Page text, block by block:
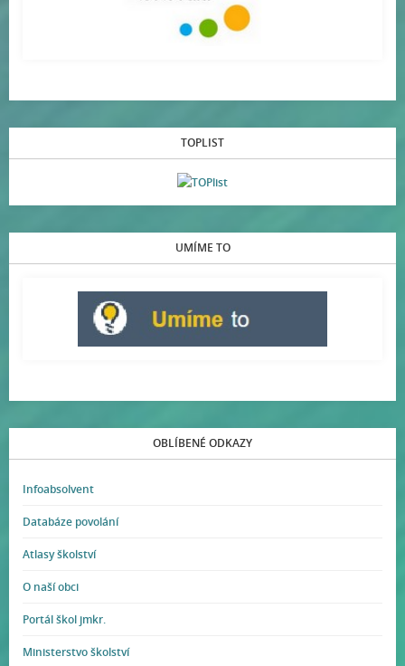
TOPLIST
UMÍME TO
OBLÍBENÉ ODKAZY
Infoabsolvent
Databáze povolání
Atlasy školství
O naší obci
Portál škol jmkr.
Ministerstvo školství